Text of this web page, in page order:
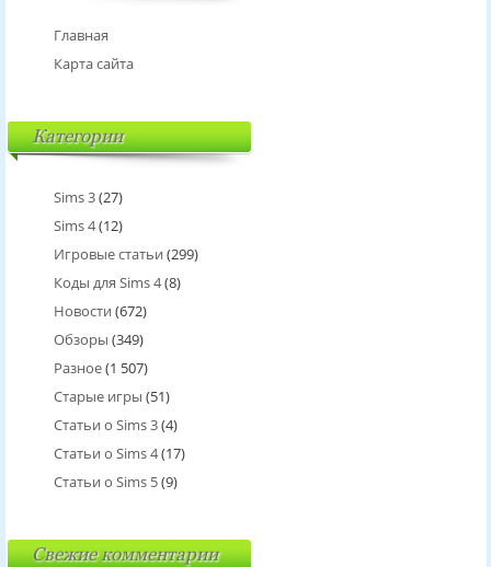
Главная
Карта сайта
Категории
Sims 3(27)
Sims 4(12)
Игровые статьи (299)
Коды для Sims 4(8)
Новости (672)
Обзоры (349)
Разное(1 507)
Старые игры (51)
Статьи о Sims 3(4)
Статьи о Sims 4(17)
Статьи о Sims 5(9)
Свежие комментарии